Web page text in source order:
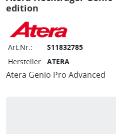
edition
Art.Nr.:
S11832785
Hersteller: ATERA
Atera Genio Pro Advanced